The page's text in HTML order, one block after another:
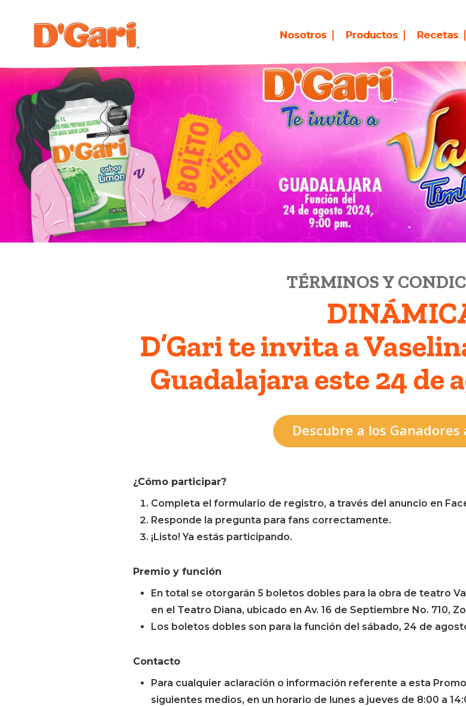
Nosotros Productos Recetas
TÉRMINOS Y
D’Gari te invita a
Guadalajara este 24 de
Descubre a los Ganadores
¿Cómo participar?
Completa el formulario de registro, a través del anuncio en
Responde la pregunta para fans correctamente.
¡Listo! Ya estás participando.
Premio y función
En total se otorgarán 5 boletos dobles para la obra de teatro
en el Teatro Diana, ubicado en Av. 16 de Septiembre No. 710,
Los boletos dobles son para la función del sábado, 24 de
Contacto
Para cualquier aclaración o información referente a esta
siguientes medios, en un horario de lunes a jueves de 8:00 a